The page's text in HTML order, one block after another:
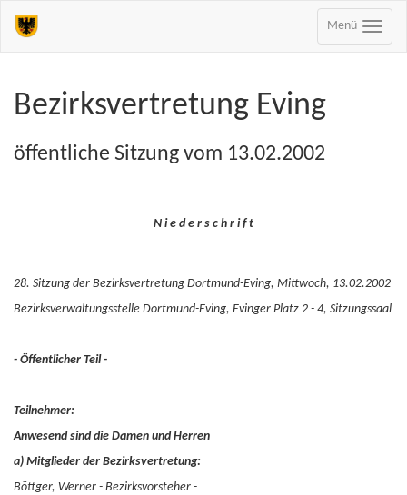
Menü
Bezirksvertretung Eving
öffentliche Sitzung vom 13.02.2002
N i e d e r s c h r i f t
28. Sitzung der Bezirksvertretung Dortmund-Eving, Mittwoch, 13.02.2002
Bezirksverwaltungsstelle Dortmund-Eving, Evinger Platz 2 - 4, Sitzungssaal
- Öffentlicher Teil -
Teilnehmer:
Anwesend sind die Damen und Herren
a) Mitglieder der Bezirksvertretung:
Böttger, Werner - Bezirksvorsteher -